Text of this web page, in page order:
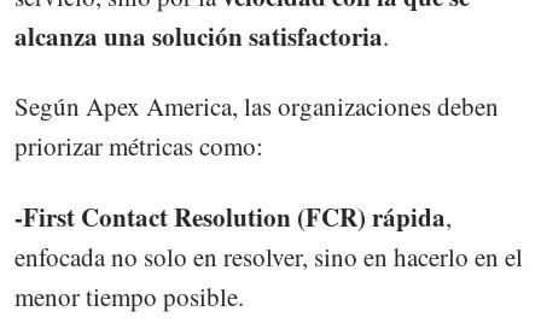
alcanza una solución satisfactoria.
Según Apex America, las organizaciones deben
priorizar métricas como:
-First Contact Resolution (FCR) rápida,
enfocada no solo en resolver, sino en hacerlo en el
menor tiempo posible.